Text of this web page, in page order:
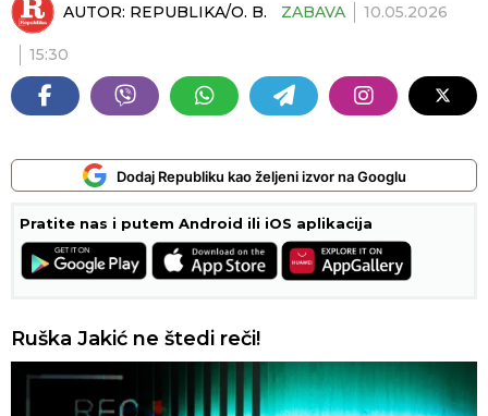
AUTOR: REPUBLIKA/O. B. ZABAVA 10.05.2026
15:30
Dodaj Republiku kao željeni izvor na Googlu
Pratite nas i putem Android ili iOS aplikacija
Ruška Jakić ne štedi reči!